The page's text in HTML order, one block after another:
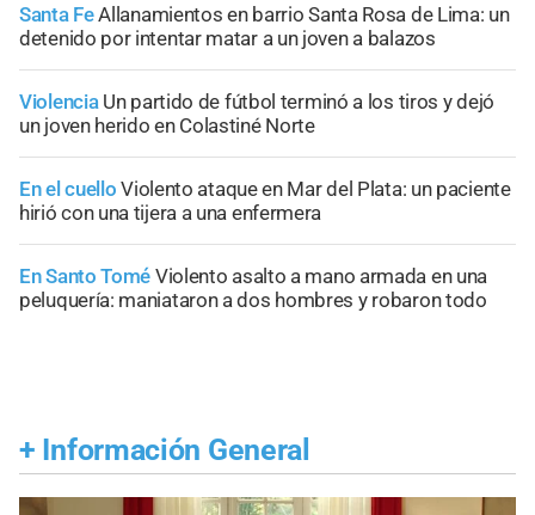
Santa FeAllanamientos en barrio Santa Rosa de Lima: un
detenido por intentar matar a un joven a balazos
Violencia Un partido de fútbol terminó a los tiros y dejó
un joven herido en Colastiné Norte
En el cuello Violento ataque en Mar del Plata: un paciente
hirió con una tijera a una enfermera
En Santo Tomé Violento asalto a mano armada en una
peluquería: maniataron a dos hombres y robaron todo
+ Información General